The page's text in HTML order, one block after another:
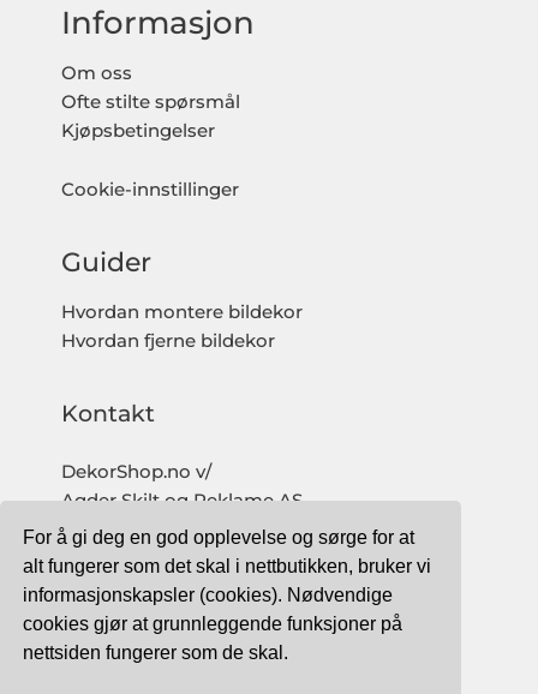
For å gi deg en god opplevelse og sørge for at
alt fungerer som det skal i nettbutikken, bruker vi
informasjonskapsler (cookies). Nødvendige
cookies gjør at grunnleggende funksjoner på
nettsiden fungerer som de skal.
Informasjon
Om oss
Ofte stilte spørsmål
Kjøpsbetingelser
Cookie-innstillinger
Guider
Hvordan montere bildekor
Hvordan fjerne bildekor
Kontakt
DekorShop.no v/
Agder Skilt og Reklame AS
Org. nr: 997 633 016 MVA
salg@dekorshop.no
Tlf: 959 32 123
09.00 - 16.00